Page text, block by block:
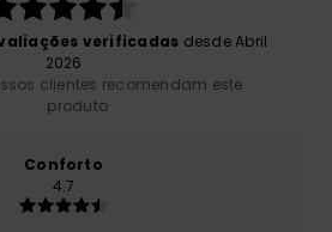
verificadas desde Abril
2026
clientes recomendam este
produto
Conforto
4.7